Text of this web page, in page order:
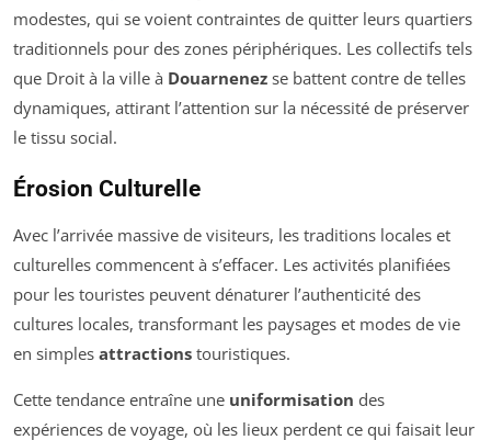
modestes, qui se voient contraintes de quitter leurs quartiers
traditionnels pour des zones périphériques. Les collectifs tels
que Droit à la ville à Douarnenez se battent contre de telles
dynamiques, attirant l’attention sur la nécessité de préserver
le tissu social.
Érosion Culturelle
Avec l’arrivée massive de visiteurs, les traditions locales et
culturelles commencent à s’effacer. Les activités planifiées
pour les touristes peuvent dénaturer l’authenticité des
cultures locales, transformant les paysages et modes de vie
en simples attractions touristiques.
Cette tendance entraîne une uniformisation des
expériences de voyage, où les lieux perdent ce qui faisait leur